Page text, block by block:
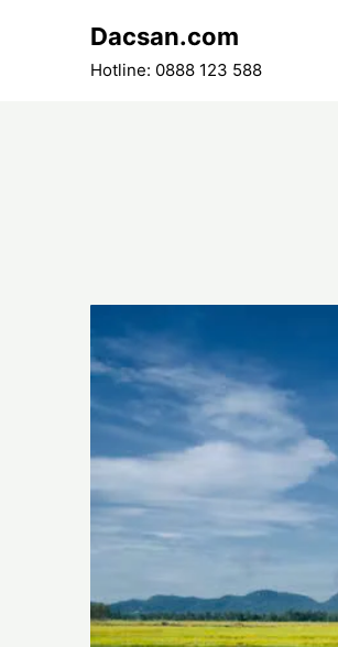
Dacsan.com
Hotline: 0888 123 588